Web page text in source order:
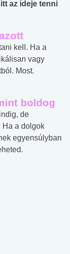
az ideje tenni
kell. Ha a
vagy
Most.
boldog
de
Ha a dolgok
egyensúlyban